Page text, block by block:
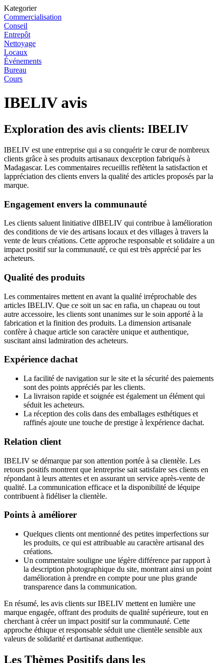
Kategorier
Commercialisation
Conseil
Entrepôt
Nettoyage
Locaux
Événements
Bureau
Cours
IBELIV avis
Exploration des avis clients: IBELIV
IBELIV est une entreprise qui a su conquérir le cœur de nombreux
clients grâce à ses produits artisanaux dexception fabriqués à
Madagascar. Les commentaires recueillis reflètent la satisfaction et
lappréciation des clients envers la qualité des articles proposés par la
marque.
Engagement envers la communauté
Les clients saluent linitiative dIBELIV qui contribue à lamélioration
des conditions de vie des artisans locaux et des villages à travers la
vente de leurs créations. Cette approche responsable et solidaire a un
impact positif sur la communauté, ce qui est très apprécié par les
acheteurs.
Qualité des produits
Les commentaires mettent en avant la qualité irréprochable des
articles IBELIV. Que ce soit un sac en rafia, un chapeau ou tout
autre accessoire, les clients sont unanimes sur le soin apporté à la
fabrication et la finition des produits. La dimension artisanale
confère à chaque article son caractère unique et authentique,
suscitant ainsi ladmiration des acheteurs.
Expérience dachat
La facilité de navigation sur le site et la sécurité des paiements
sont des points appréciés par les clients.
La livraison rapide et soignée est également un élément qui
séduit les acheteurs.
La réception des colis dans des emballages esthétiques et
raffinés ajoute une touche de prestige à lexpérience dachat.
Relation client
IBELIV se démarque par son attention portée à sa clientèle. Les
retours positifs montrent que lentreprise sait satisfaire ses clients en
répondant à leurs attentes et en assurant un service après-vente de
qualité. La communication efficace et la disponibilité de léquipe
contribuent à fidéliser la clientèle.
Points à améliorer
Quelques clients ont mentionné des petites imperfections sur
les produits, ce qui est attribuable au caractère artisanal des
créations.
Un commentaire souligne une légère différence par rapport à
la description photographique du site, montrant ainsi un point
damélioration à prendre en compte pour une plus grande
transparence dans la communication.
En résumé, les avis clients sur IBELIV mettent en lumière une
marque engagée, offrant des produits de qualité supérieure, tout en
cherchant à créer un impact positif sur la communauté. Cette
approche éthique et responsable séduit une clientèle sensible aux
valeurs de solidarité et dartisanat authentique.
Les Thèmes Positifs dans les